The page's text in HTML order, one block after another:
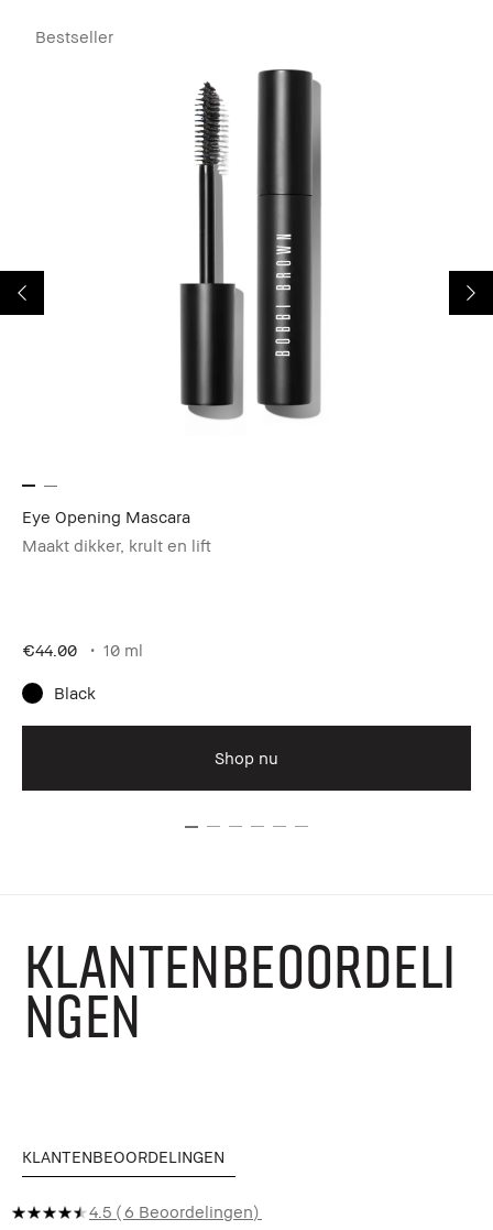
Bestseller
Eye Opening Mascara
Maakt dikker, krult en lift
€44.00 10 ml
Black
Shop nu
KLANTENBEOORDELI
NGEN
KLANTENBEOORDELINGEN
4.5 6 Beoordelingen